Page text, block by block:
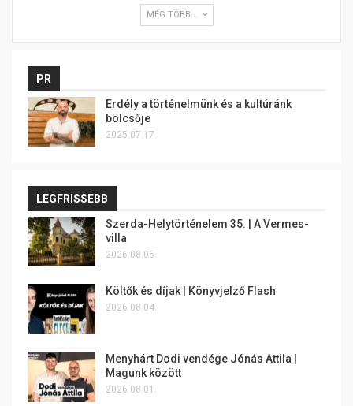
MÉG TÖBB...
PR
Erdély a történelmünk és a kultúránk
bölcsője
2025.07.17.
LEGFRISSEBB
Szerda-Helytörténelem 35. | A Vermes-
villa
2026.08.05.
Költők és díjak | Könyvjelző Flash
2026.08.04.
Menyhárt Dodi vendége Jónás Attila |
Magunk között
2026.08.01.